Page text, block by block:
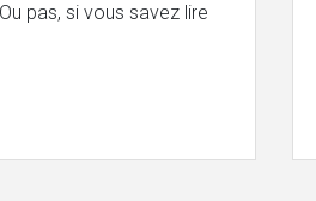
pas, si vous savez lire